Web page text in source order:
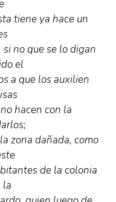
tiene ya hace un
no que se lo digan
el
a que los auxilien
hacen con la
zona dañada, como
de la colonia
la